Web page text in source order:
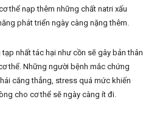
thể nạp thêm những chất natri xấu
phát triển ngày càng nặng thêm.
nhất tác hại như cồn sẽ gây bản thân
thể. Những người bệnh mắc chứng
căng thẳng, stress quá mức khiến
cho cơ thể sẽ ngày càng ít đi.